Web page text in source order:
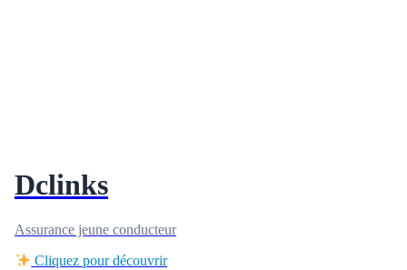
Dclinks
Assurance jeune conducteur
Cliquez pour découvrir